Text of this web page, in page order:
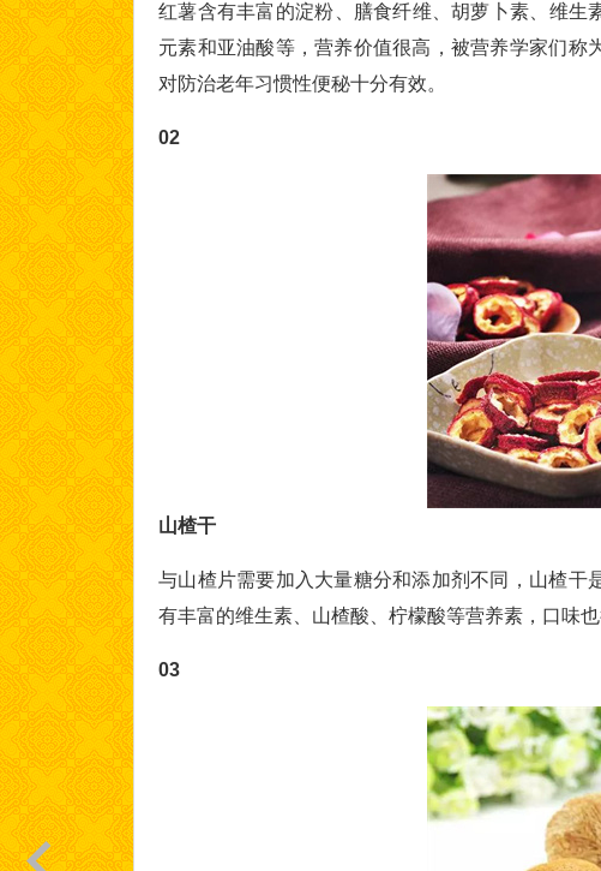
红薯含有丰富的淀粉、膳食纤维、胡萝卜素、维
元素和亚油酸等，营养价值很高，被营养学家们称
对防治老年习惯性便秘十分有效。
02
山楂干
与山楂片需要加入大量糖分和添加剂不同，山楂干
有丰富的维生素、山楂酸、柠檬酸等营养素，口味
03